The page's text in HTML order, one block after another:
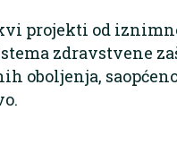
projekti od
zdravstvene
oboljenja,